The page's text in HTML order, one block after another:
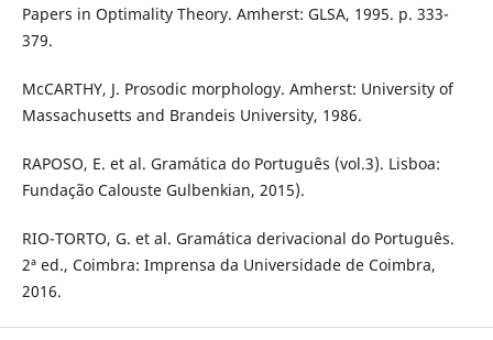
Papers in Optimality Theory. Amherst: GLSA, 1995. p. 333-
379.
McCARTHY, J. Prosodic morphology. Amherst: University of
Massachusetts and Brandeis University, 1986.
RAPOSO, E. et al. Gramática do Português (vol.3). Lisboa:
Fundação Calouste Gulbenkian, 2015).
RIO-TORTO, G. et al. Gramática derivacional do Português.
2ª ed., Coimbra: Imprensa da Universidade de Coimbra,
2016.